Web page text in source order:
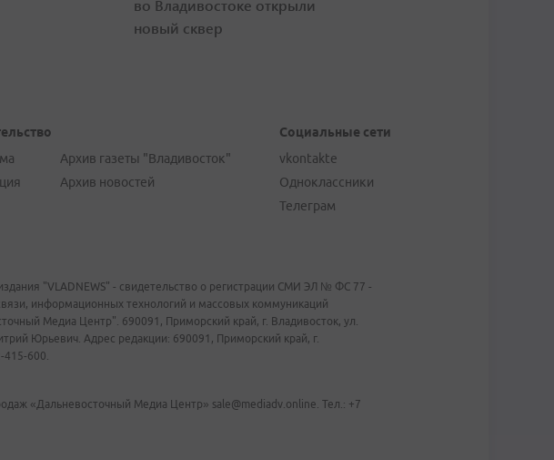
во Владивостоке открыли
новый сквер
Архив газеты "Владивосток"
Архив новостей
Социальные сети
vkontakte
Одноклассники
Телеграм
"VLADNEWS" - свидетельство о регистрации СМИ ЭЛ № ФС 77 -
информационных технологий и массовых коммуникаций
Медиа Центр". 690091, Приморский край, г. Владивосток, ул.
Юрьевич. Адрес редакции: 690091, Приморский край, г.
600.
«Дальневосточный Медиа Центр» sale@mediadv.online. Тел.: +7